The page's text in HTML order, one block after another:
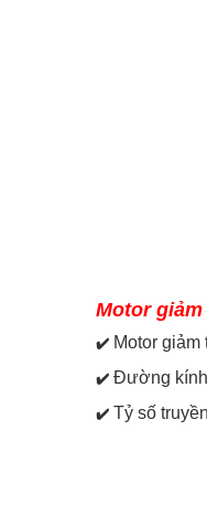
Motor
✔️ Motor
✔️ Đường kính
✔️ Tỷ số